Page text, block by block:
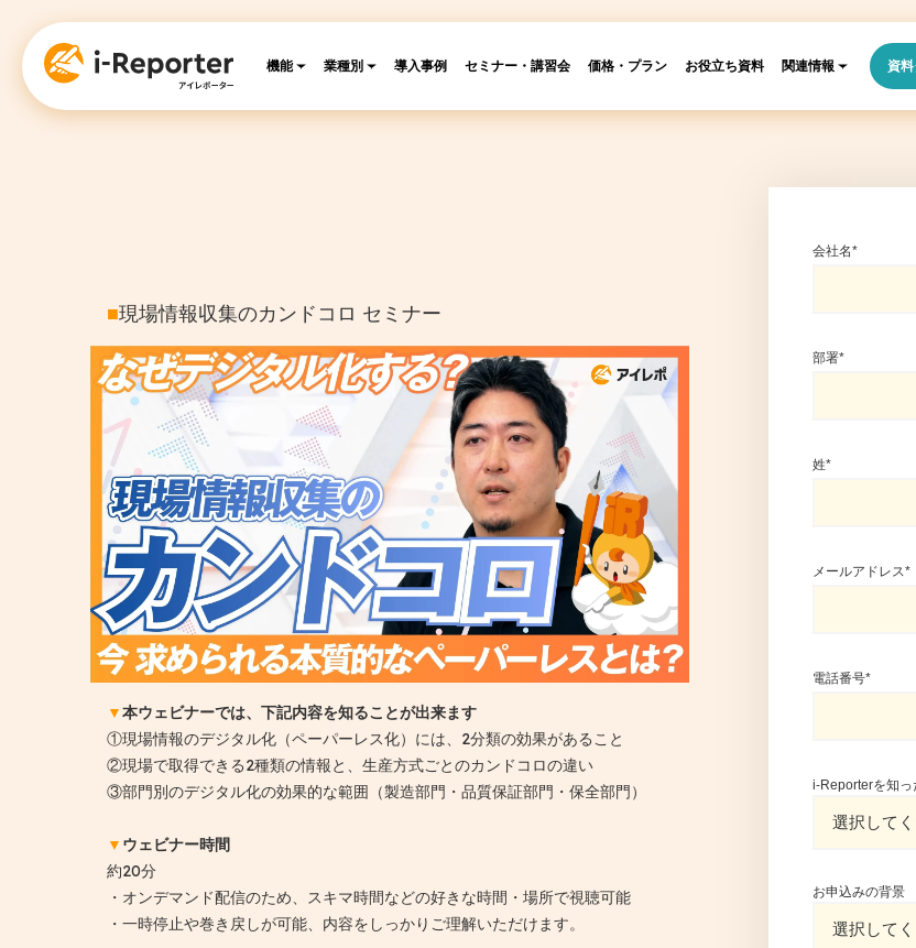
機能 業種別 導入事例 セミナー・講習会 価格・プラン お役立ち資料 関連情報 資
■現場情報収集のカンドコロ セミナー
▼本ウェビナーでは、下記内容を知ることが出来ます
①現場情報のデジタル化（ペーパーレス化）には、2分類の効果があること
②現場で取得できる2種類の情報と、生産方式ごとのカンドコロの違い
③部門別のデジタル化の効果的な範囲（製造部門・品質保証部門・保全部門）
▼ ウェビナー時間
約20分
・オンデマンド配信のため、スキマ時間などの好きな時間・場所で視聴可能
・一時停止や巻き戻しが可能、内容をしっかりご理解いただけます。
会社名*
部署*
姓*
メールアドレス*
電話番号*
i-Reporterを知っ
お申込みの背景